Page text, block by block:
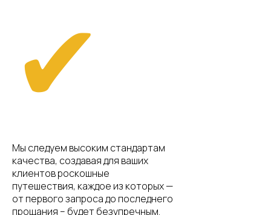
✔
Мы следуем высоким стандартам
качества, создавая для ваших
клиентов роскошные
путешествия, каждое из которых —
от первого запроса до последнего
прощания – будет безупречным.